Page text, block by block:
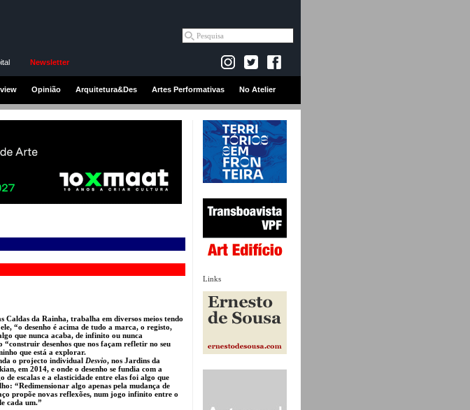
Newsletter
Opinião Arquitetura&Des Artes Performativas No Atelier
Links
Caldas da Rainha, trabalha em diversos meios tendo
“o desenho é acima de tudo a marca, o registo,
que nunca acaba, de infinito ou nunca
“construir desenhos que nos façam refletir no seu
que está a explorar.
o projecto individual Desvio, nos Jardins da
em 2014, e onde o desenho se fundia com a
de escalas e a elasticidade entre elas foi algo que
“Redimensionar algo apenas pela mudança de
propõe novas reflexões, num jogo infinito entre o
cada um.”